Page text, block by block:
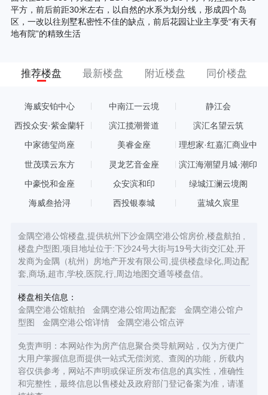
平方，前后前距30米左右，以自然的水系为划分线，形成四个岛
区，一改以往别墅私密性不佳的缺点，前后花园让业主享受“有天有
地有院”的精致生活
推荐楼盘 最新楼盘 附近楼盘 同价楼盘
海威安铂中心 中南江一云境 静江会
西投众安·紫金蘭轩 滨江揽潮誉道 滨汇名望云筑
中家德玺尚座 美睿金座
理想家·红嘉汇商业中
世茂璞云东方 灵龙艺音金座 滨江海潮望月城·潮印
中豪悦和金座 众安滨和印 绿城江澜云境阁
海威叁拾浔 西投银泰城 蓝城久宸里
金隅空港公馆楼盘,提供杭州下沙金隅空港公馆房价,楼盘航拍 ,
楼盘户型图,项目地址位于:下沙24号大街与19号大街交汇处,开
发商为金隅（杭州）房地产开发有限公司,提供楼盘绿化,周边配
套,商场,超市,学校,医院,行,周边地图交通等楼盘信。
楼盘相关信息：
金隅空港公馆航拍
金隅空港公馆周边配套
金隅空港公馆户
型图
金隅空港公馆详情 金隅空港公馆点评
免责声明：本网站作为房产信息聚合类导航网站，仅为方便广
大用户掌握信息而提供一站式无偿浏览、查阅的功能，所载内
容仅供参考，网站不声明或保证所发布信息的真实性，准确性
和完整性，最终信息以售楼处及政府部门登记备案为准，请谨